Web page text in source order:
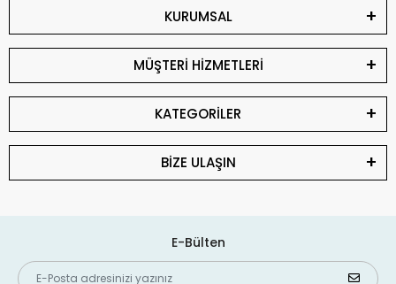
KURUMSAL
MÜŞTERİ HİZMETLERİ
KATEGORİLER
BİZE ULAŞIN
E-Bülten